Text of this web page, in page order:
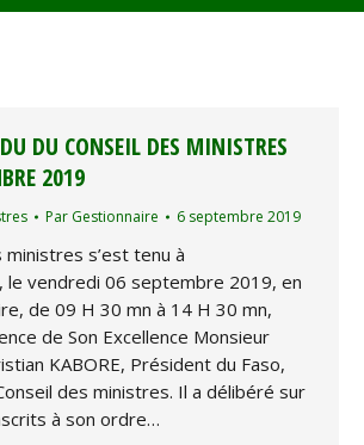
DU CONSEIL DES MINISTRES
2019
Par Gestionnaire 6 septembre 2019
ministres s’est tenu à
le vendredi 06 septembre 2019, en
de 09 H 30 mn à 14 H 30 mn,
de Son Excellence Monsieur
KABORE, Président du Faso,
des ministres. Il a délibéré sur
à son ordre…